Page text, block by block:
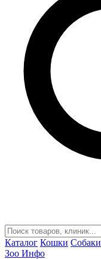
Каталог Кошки Собаки
Зоо Инфо